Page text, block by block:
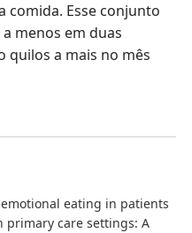
comida. Esse conjunto
menos em duas
quilos a mais no mês
eating in patients
primary care settings: A